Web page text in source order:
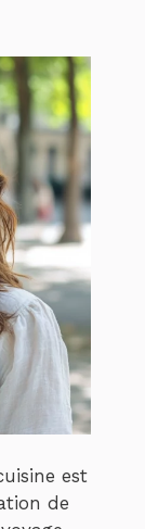
est
de